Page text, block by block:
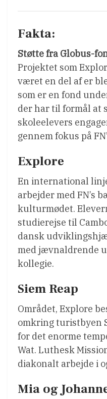
Fakta:
Støtte fra Globus-
Projektet som
været en del af er
som er en fond
der har til formål at
skoleelevers
gennem fokus på
Explore
En international
arbejder med FN’s
kulturmødet.
studierejse til
dansk
med jævnaldrende
kollegie.
Siem Reap
Området, Explore
omkring turistbyen
for det enorme
Wat. Luthesk
diakonalt arbejde i
Mia og